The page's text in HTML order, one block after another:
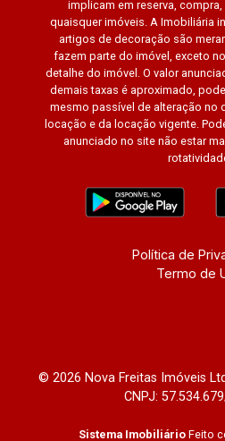
implicam em reserva,
quaisquer imóveis. A Imobiliária
artigos de decoração são
fazem parte do imóvel, exceto
detalhe do imóvel. O valor
demais taxas é aproximado,
mesmo passível de alteração no
locação e da locação vigente.
anunciado no site não estar
Política de
Termo de
© 2026 Nova Freitas Imóveis
CNPJ:
Sistema Imobiliário Feito